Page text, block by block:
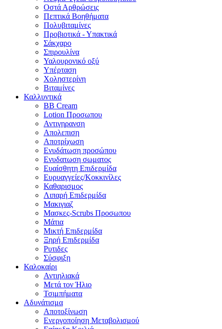
Οστά Αρθρώσεις
Πεπτικά Βοηθήματα
Πολυβιταμίνες
Προβιοτικά - Υπακτικά
Σάκχαρο
Σπιρουλίνα
Υαλουρονικό οξύ
Υπέρταση
Χοληστερίνη
Βιταμίνες
Καλλυντικά
BB Cream
Lotion Προσωπου
Αντιγηρανση
Απολεπιση
Αποτρίχωση
Ενυδάτωση προσώπου
Ενυδατωση σωματος
Ευαίσθητη Επιδερμίδα
Ευρυαγγείες/Κοκκινίλες
Καθαρισμος
Λιπαρή Επιδερμίδα
Μακιγιαζ
Μασκες-Scrubs Προσωπου
Μάτια
Μικτή Επιδερμίδα
Ξηρή Επιδερμίδα
Ρυτιδες
Σύσφιξη
Καλοκαίρι
Αντιηλιακά
Μετά τον Ήλιο
Τσιμπήματα
Αδυνάτισμα
Αποτοξίνωση
Ενεργοποίηση Μεταβολισμού